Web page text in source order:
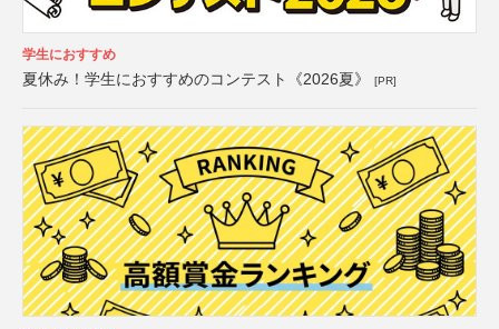
学生におすすめ
夏休み！学生におすすめのコンテスト《2026夏》 [PR]